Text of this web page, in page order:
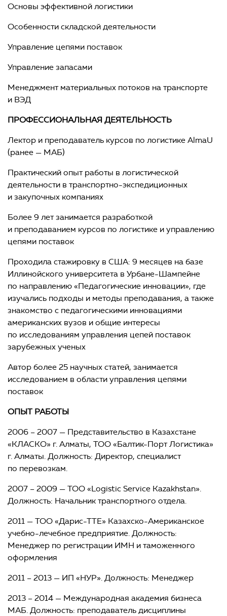
Основы эффективной логистики
Особенности складской деятельности
Управление цепями поставок
Управление запасами
Менеджмент материальных потоков на транспорте
и ВЭД
ПРОФЕССИОНАЛЬНАЯ ДЕЯТЕЛЬНОСТЬ
Лектор и преподаватель курсов по логистике AlmaU
(ранее — МАБ)
Практический опыт работы в логистической
деятельности в транспортно-экспедиционных
и закупочных компаниях
Более 9 лет занимается разработкой
и преподаванием курсов по логистике и управлению
цепями поставок
Проходила стажировку в США: 9 месяцев на базе
Иллинойского университета в Урбане-Шампейне
по направлению «Педагогические инновации», где
изучались подходы и методы преподавания, а также
знакомство с педагогическими инновациями
американских вузов и общие интересы
по исследованиям управления цепей поставок
зарубежных ученых
Автор более 25 научных статей, занимается
исследованием в области управления цепями
поставок
ОПЫТ РАБОТЫ
2006 – 2007 — Представительство в Казахстане
«КЛАСКО» г. Алматы, ТОО «Балтик-Порт Логистика»
г. Алматы. Должность: Директор, специалист
по перевозкам.
2007 – 2009 — ТОО «Logistic Service Kazakhstan».
Должность: Начальник транспортного отдела.
2011 — ТОО «Дарис-ТТЕ» Казахско-Американское
учебно-лечебное предприятие. Должность:
Менеджер по регистрации ИМН и таможенного
оформления
2011 – 2013 — ИП «НУР». Должность: Менеджер
2013 – 2014 — Международная академия бизнеса
МАБ. Должность: преподаватель дисциплины